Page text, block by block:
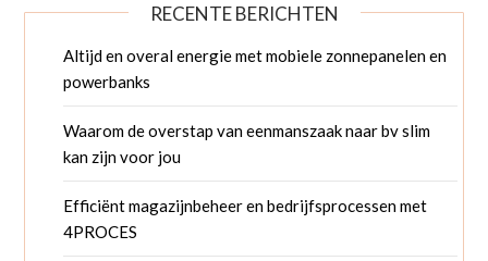
RECENTE BERICHTEN
Altijd en overal energie met mobiele zonnepanelen en
powerbanks
Waarom de overstap van eenmanszaak naar bv slim
kan zijn voor jou
Efficiënt magazijnbeheer en bedrijfsprocessen met
4PROCES